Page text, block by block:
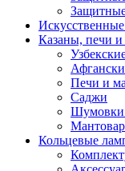
Казаны, печи и
Печи и
Саджи
Шумовки
Кольцевые